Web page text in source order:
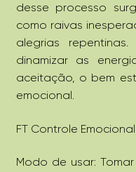
desse processo
como raivas
alegrias
dinamizar as
aceitação, o bem
emocional.
FT Controle Emocional
Modo de usar: